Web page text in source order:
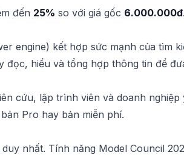
đến 25% so với giá gốc 6.000.000đ.
engine) kết hợp sức mạnh của tìm
đọc, hiểu và tổng hợp thông tin để
cứu, lập trình viên và doanh nghiệp
Pro hay bản miễn phí.
nhất. Tính năng Model Council